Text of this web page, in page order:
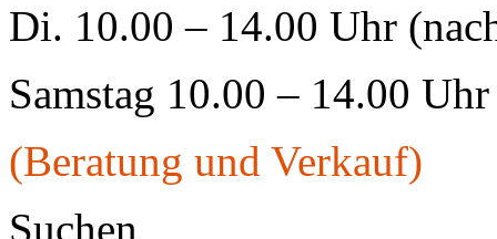
Di. 10.00 – 14.00 Uhr
Samstag 10.00 – 14.00 Uhr
(Beratung und Verkauf)
Suchen